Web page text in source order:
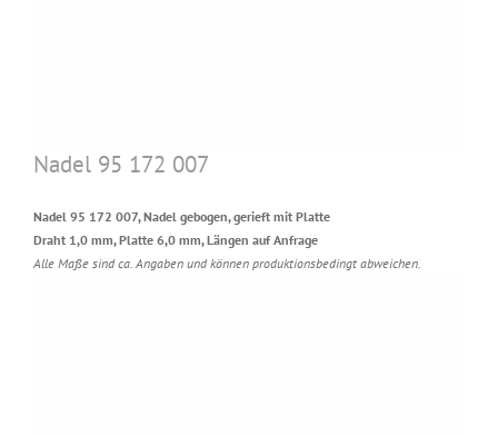
Nadel 95 172 007
Nadel 95 172 007, Nadel gebogen, gerieft mit Platte
Draht 1,0 mm, Platte 6,0 mm, Längen auf Anfrage
Alle Maße sind ca. Angaben und können produktionsbedingt abweichen.